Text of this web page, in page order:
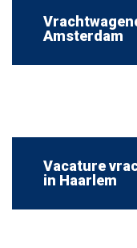
Amsterdam
Vacature
in Haarlem